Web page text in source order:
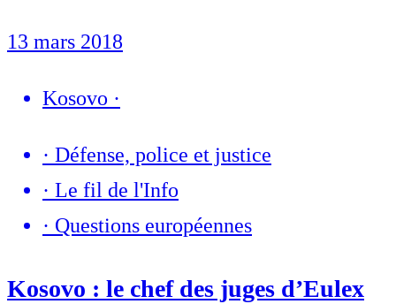
13 mars 2018
Kosovo ·
· Défense, police et justice
· Le fil de l'Info
· Questions européennes
Kosovo : le chef des juges d’Eulex